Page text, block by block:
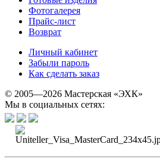
Фотогалерея
Прайс-лист
Возврат
Личный кабинет
Забыли пароль
Как сделать заказ
© 2005—2026 Мастерская «ЭХК»
Мы в социальных сетях: